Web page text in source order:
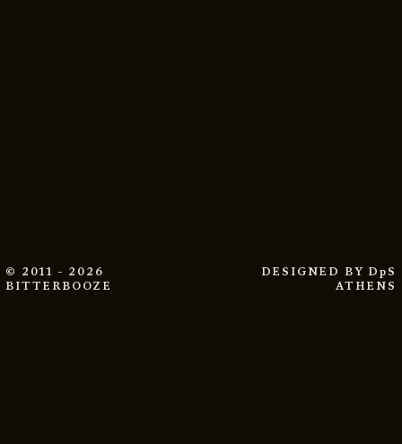
© 2011 - 2026
BITTERBOOZE
DESIGNED BY DpS
ATHENS